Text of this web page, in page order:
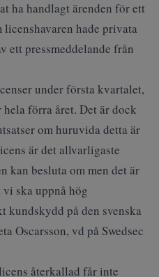
ha handlagt ärenden för ett
hade privata
ett pressmeddelande från
under första kvartalet,
förra året. Det är dock
om huruvida detta är
är det allvarligaste
kan besluta om men det är
ska uppnå hög
kundskydd på den svenska
Oscarsson, vd på Swedsec
återkallad får inte